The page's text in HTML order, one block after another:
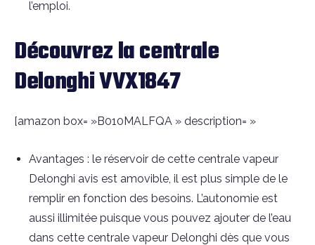
l’emploi.
Découvrez la centrale
Delonghi VVX1847
[amazon box= »B010MALFQA » description= »
Avantages : le réservoir de cette centrale vapeur
Delonghi avis est amovible, il est plus simple de le
remplir en fonction des besoins. L’autonomie est
aussi illimitée puisque vous pouvez ajouter de l’eau
dans cette centrale vapeur Delonghi dès que vous